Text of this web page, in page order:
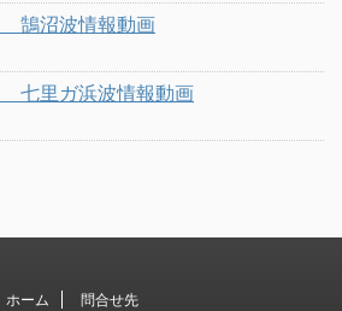
鵠沼波情報動画
里ガ浜波情報動画
ホーム 問合せ先